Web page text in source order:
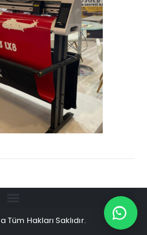
Hakları Saklıdır.